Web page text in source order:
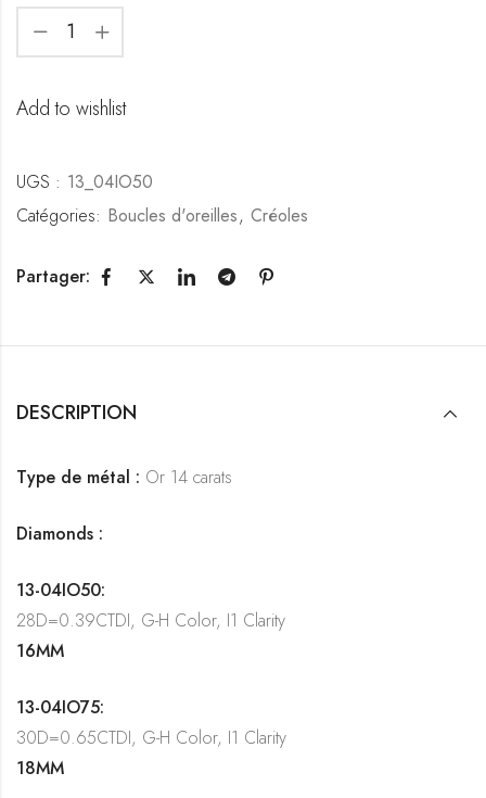
Add to wishlist
UGS : 13_04IO50
Catégories: Boucles d'oreilles, Créoles
Partager:
DESCRIPTION
Type de métal : Or 14 carats
Diamonds :
13-04IO50:
28D=0.39CTDI, G-H Color, I1 Clarity
16MM
13-04IO75:
30D=0.65CTDI, G-H Color, I1 Clarity
18MM